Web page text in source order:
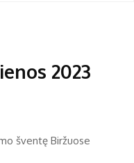
2023
šventę Biržuose